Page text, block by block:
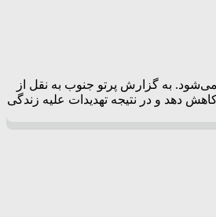
بیماری قلبی، دیابت نوع ۲، آپنه خواب، مشکلات مفصلی و … می‌شود. به گزارش پرتو جنوب به نقل از
دهد و در نتیجه تهدیدات علیه زندگی